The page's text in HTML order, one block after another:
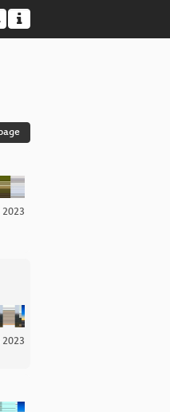
2023
2023